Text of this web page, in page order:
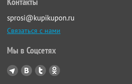
sprosi@kupikupon.ru
Связаться с нами
Мы в Соцсетях